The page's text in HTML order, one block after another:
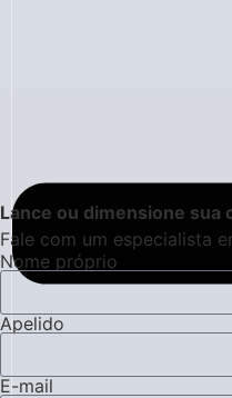
Lance ou dimensione sua
Fale com um especialista
Nome próprio
Apelido
E-mail